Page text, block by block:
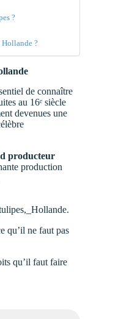
?
?
de connaître
au 16ᵉ siècle
devenues une
producteur
production
.
qu’il ne faut pas
qu’il faut faire